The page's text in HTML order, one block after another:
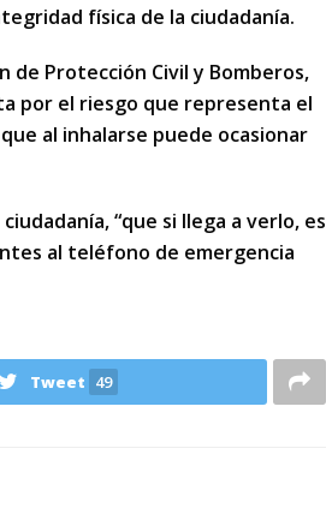
física de la ciudadanía.
de Protección Civil y Bomberos,
por el riesgo que representa el
al inhalarse puede ocasionar
“que si llega a verlo, es
al teléfono de emergencia
Tweet 49